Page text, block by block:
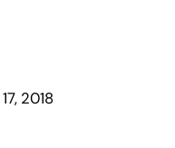
2018